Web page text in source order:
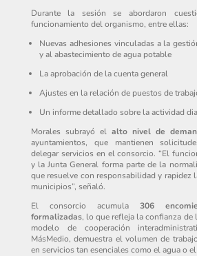
Durante la sesión se abordaron
funcionamiento del organismo, entre ellas:
Nuevas adhesiones vinculadas a la
y al abastecimiento de agua potable
La aprobación de la cuenta general
Ajustes en la relación de puestos de
Un informe detallado sobre la actividad
Morales subrayó el alto nivel de
ayuntamientos, que mantienen
delegar servicios en el consorcio. “El
y la Junta General forma parte de la
que resuelve con responsabilidad y rapidez
municipios”, señaló.
El consorcio acumula 306
formalizadas, lo que refleja la confianza de
modelo de cooperación
MásMedio, demuestra el volumen de
en servicios tan esenciales como el agua o